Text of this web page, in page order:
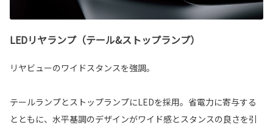
LEDリヤランプ（テール&ストップランプ）
リヤビューのワイドスタンスを強調。
テールランプとストップランプにLEDを採用。省電力に寄与する
とともに、水平基調のデザインがワイド感とスタンスの良さを引